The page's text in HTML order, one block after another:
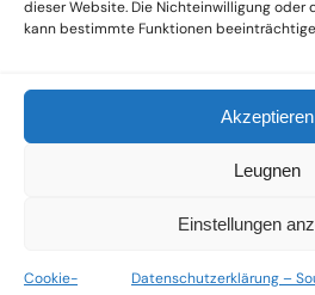
dieser Website. Die Nichteinwilligung oder
kann bestimmte Funktionen
Akzeptieren
Leugnen
Einstellungen
Cookie- Datenschutzerklärung –
Sowohl neue als auch gebrauchte,
Wir setzen uns leidenschaftlich für
Labels ein und bieten hochwertige,
aus über 30 Jahren Erfahrung in der
SoulPeddler Mailorder, Records &
Nettirock – Nice Guy Records –
©